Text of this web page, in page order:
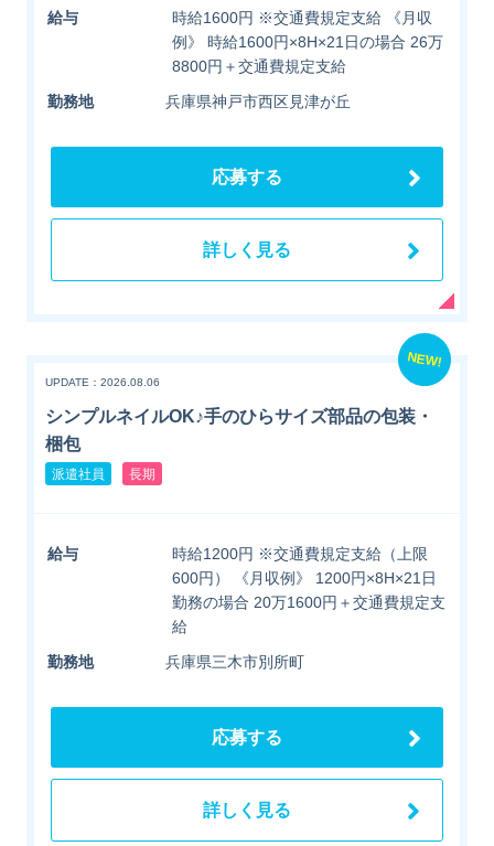
給与
時給1600円 ※交通費規定支給 《月収
例》 時給1600円×8H×21日の場合 26万
8800円＋交通費規定支給
勤務地
兵庫県神戸市西区見津が丘
応募する
詳しく見る
NEW!
UPDATE：2026.08.06
シンプルネイルOK♪手のひらサイズ部品の包装・
梱包
派遣社員 長期
給与
時給1200円 ※交通費規定支給（上限
600円） 《月収例》 1200円×8H×21日
勤務の場合 20万1600円＋交通費規定支
給
勤務地
兵庫県三木市別所町
応募する
詳しく見る